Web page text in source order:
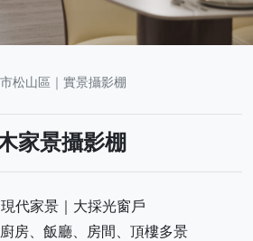
松山區｜實景攝影棚
家景攝影棚
代家景｜大採光窗戶
房、飯廳、房間、頂樓多景